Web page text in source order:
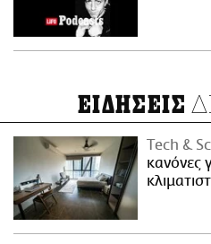
ΕΙΔΗΣΕΙΣ
Τech &
κανόνες